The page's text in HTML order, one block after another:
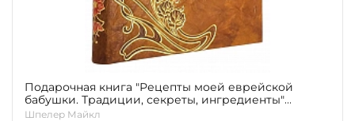
Подарочная книга "Рецепты моей еврейской
бабушки. Традиции, секреты, ингредиенты"
Шпелер М.
Шпелер Майкл